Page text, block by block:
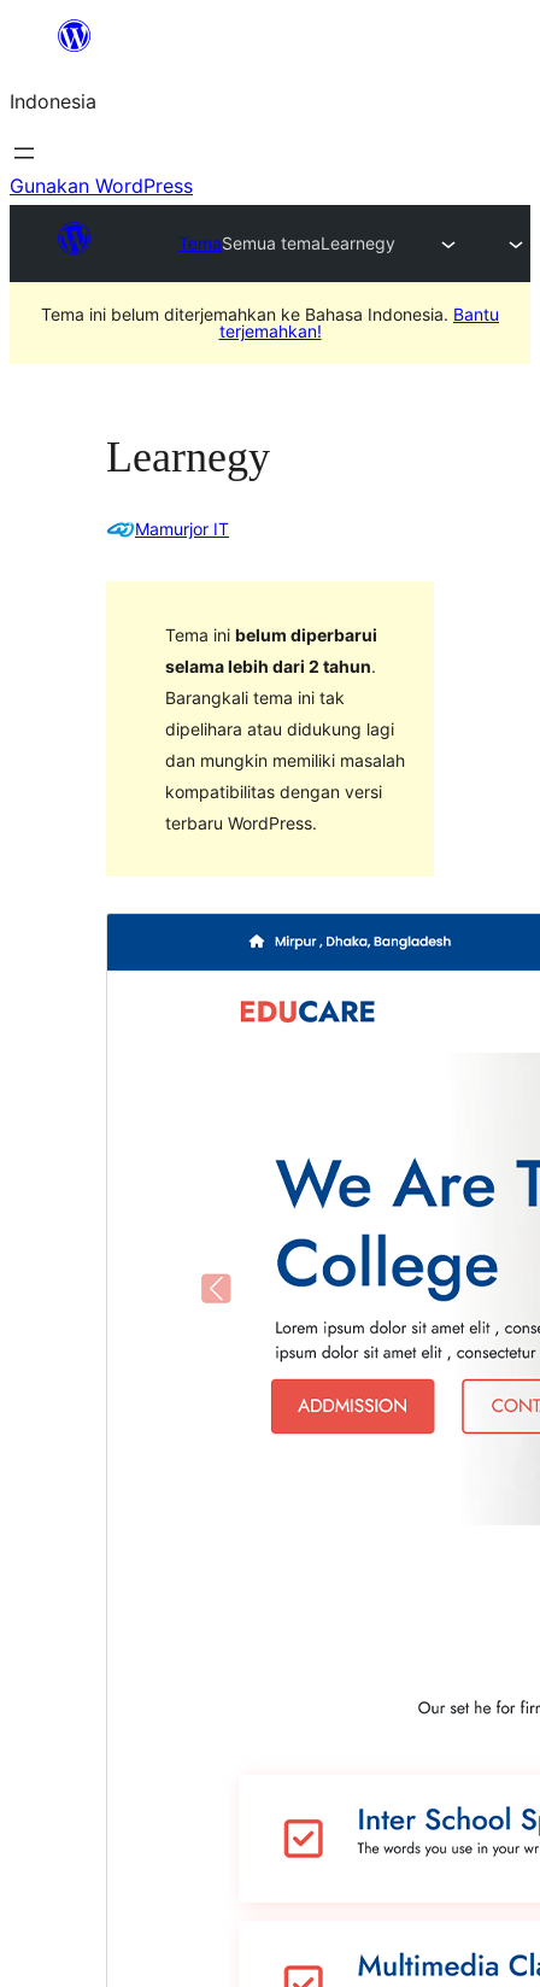
Lewati
konten
Indonesia
Gunakan WordPress
TemaSemua temaLearnegy
Tema ini belum diterjemahkan ke Bahasa Indonesia. Bantu
terjemahkan!
Learnegy
Mamurjor IT
Tema ini belum diperbarui
selama lebih dari 2 tahun.
Barangkali tema ini tak
dipelihara atau didukung lagi
dan mungkin memiliki masalah
kompatibilitas dengan versi
terbaru WordPress.